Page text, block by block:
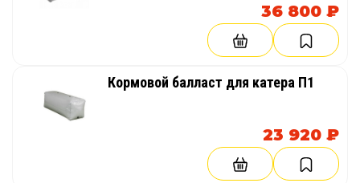
36 800 ₽
Кормовой балласт для катера П1
23 920 ₽